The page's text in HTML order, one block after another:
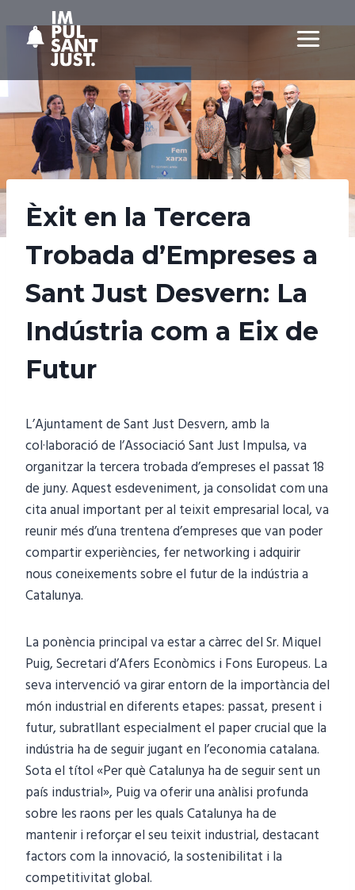
contingut
Èxit en la Tercera
Trobada d’Empreses a
Sant Just Desvern: La
Indústria com a Eix de
Futur
L’Ajuntament de Sant Just Desvern, amb la
col·laboració de l’Associació Sant Just Impulsa, va
organitzar la tercera trobada d’empreses el passat 18
de juny. Aquest esdeveniment, ja consolidat com una
cita anual important per al teixit empresarial local, va
reunir més d’una trentena d’empreses que van poder
compartir experiències, fer networking i adquirir
nous coneixements sobre el futur de la indústria a
Catalunya.
La ponència principal va estar a càrrec del Sr. Miquel
Puig, Secretari d’Afers Econòmics i Fons Europeus. La
seva intervenció va girar entorn de la importància del
món industrial en diferents etapes: passat, present i
futur, subratllant especialment el paper crucial que la
indústria ha de seguir jugant en l’economia catalana.
Sota el títol «Per què Catalunya ha de seguir sent un
país industrial», Puig va oferir una anàlisi profunda
sobre les raons per les quals Catalunya ha de
mantenir i reforçar el seu teixit industrial, destacant
factors com la innovació, la sostenibilitat i la
competitivitat global.